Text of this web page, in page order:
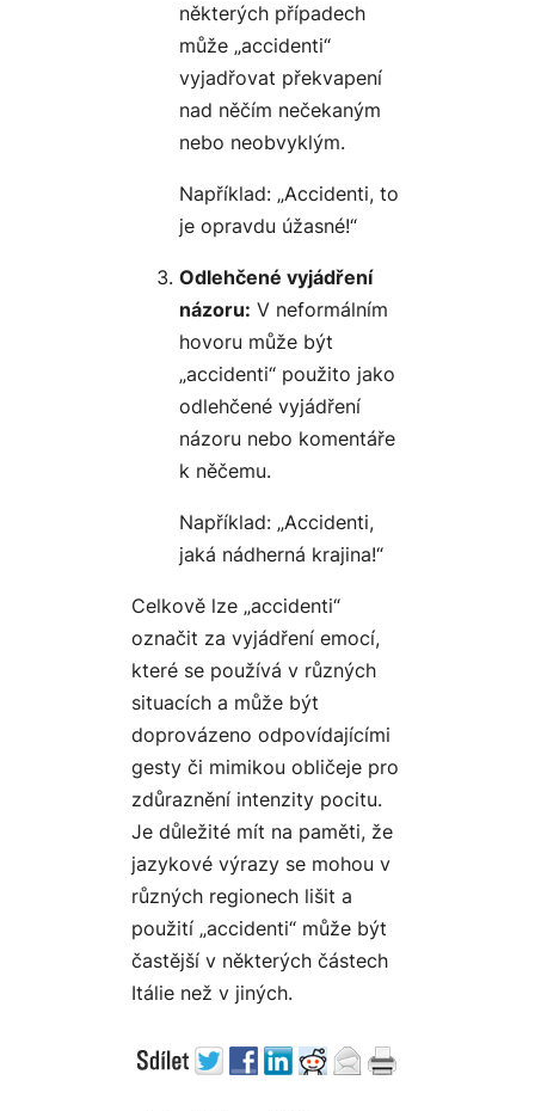
některých případech
může „accidenti“
vyjadřovat překvapení
nad něčím nečekaným
nebo neobvyklým.
Například: „Accidenti, to
je opravdu úžasné!“
Odlehčené vyjádření
názoru: V neformálním
hovoru může být
„accidenti“ použito jako
odlehčené vyjádření
názoru nebo komentáře
k něčemu.
Například: „Accidenti,
jaká nádherná krajina!“
Celkově lze „accidenti“
označit za vyjádření emocí,
které se používá v různých
situacích a může být
doprovázeno odpovídajícími
gesty či mimikou obličeje pro
zdůraznění intenzity pocitu.
Je důležité mít na paměti, že
jazykové výrazy se mohou v
různých regionech lišit a
použití „accidenti“ může být
častější v některých částech
Itálie než v jiných.